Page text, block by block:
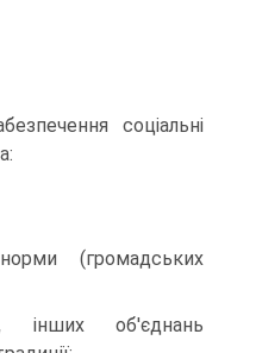
соціальні
(громадських
інших об'єднань